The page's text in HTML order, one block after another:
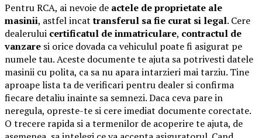
Pentru RCA, ai nevoie de actele de proprietate ale
masinii, astfel incattransferul sa fie curat si legal. Cere
dealerului certificatul de inmatriculare, contractul de
vanzare si orice dovada ca vehiculul poate fi asigurat pe
numele tau. Aceste documente te ajuta sa potrivesti datele
masinii cu polita, ca sa nu apara intarzieri mai tarziu. Tine
aproape lista ta de verificari pentru dealer si confirma
fiecare detaliu inainte sa semnezi. Daca ceva pare in
neregula, opreste-te si cere imediat documente corectate.
O trecere rapida si a termenilor de acoperire te ajuta, de